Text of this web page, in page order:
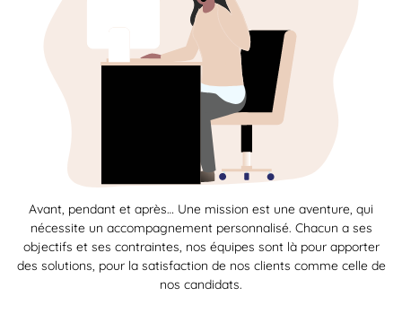
Avant, pendant et après… Une mission est une aventure, qui
nécessite un accompagnement personnalisé. Chacun a ses
objectifs et ses contraintes, nos équipes sont là pour apporter
des solutions, pour la satisfaction de nos clients comme celle de
nos candidats.